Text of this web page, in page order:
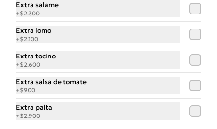
Pizza Champi y Mozza
Masa pizza, queso mozzarella, queso
mozzarella fior di latte, champiñon
asado, ajo chilote, aceite de oliva,
$15.500
Calzone Fugazzeta Rellena
Extra salame
+$2.300
Extra lomo
+$2.100
Extra tocino
+$2.600
Extra salsa de tomate
+$900
Extra palta
+$2.900